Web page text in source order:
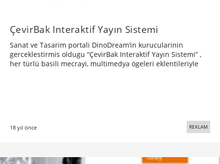
ÇevirBak Interaktif Yayın Sistemi
Sanat ve Tasarim portali DinoDream’in kurucularinin
gerceklestirmis oldugu “ÇevirBak Interaktif Yayın Sistemi” ,
her türlü basili mecrayi, multimedya ögeleri eklentileriyle
18 yıl önce REKLAM